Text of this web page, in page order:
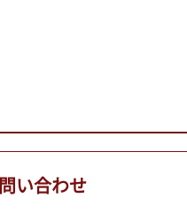
い合わせ